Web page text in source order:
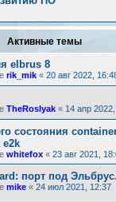
Активные темы
elbrus 8
rik_mik « 20 авг 2022,
TheRoslyak « 14 апр
состояния
e2k
whitefox « 23 авг 2021,
порт под Эльбрус.
mike « 24 июл 2021, 12:37